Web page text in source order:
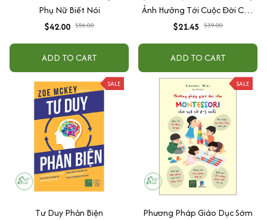
Combo 2 Cuốn – Nữ Quyền,
Phụ Nữ Biết Nói
$42.00 $56.00
ADD TO CART
[Sale 45%] Cảm Xúc Của Mẹ
Ảnh Hưởng Tới Cuộc Đời Của
Con
$21.45 $39.00
ADD TO CART